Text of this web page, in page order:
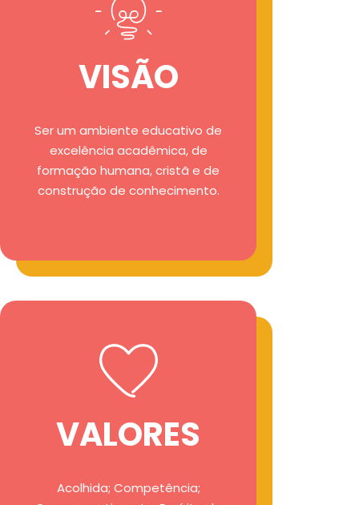
VISÃO
Ser um ambiente educativo de
excelência acadêmica, de
formação humana, cristã e de
construção de conhecimento.
VALORES
Acolhida; Competência;